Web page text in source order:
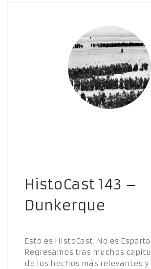
HistoCast 143 –
Dunkerque
Esto es HistoCast. No es
Regresamos tras muchos
de los hechos más relevantes